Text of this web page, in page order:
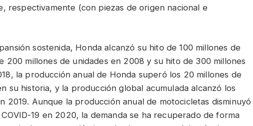
respectivamente (con piezas de origen nacional e
sostenida, Honda alcanzó su hito de 100 millones de
200 millones de unidades en 2008 y su hito de 300 millones
la producción anual de Honda superó los 20 millones de
su historia, y la producción global acumulada alcanzó los
2019. Aunque la producción anual de motocicletas disminuyó
19 en 2020, la demanda se ha recuperado de forma